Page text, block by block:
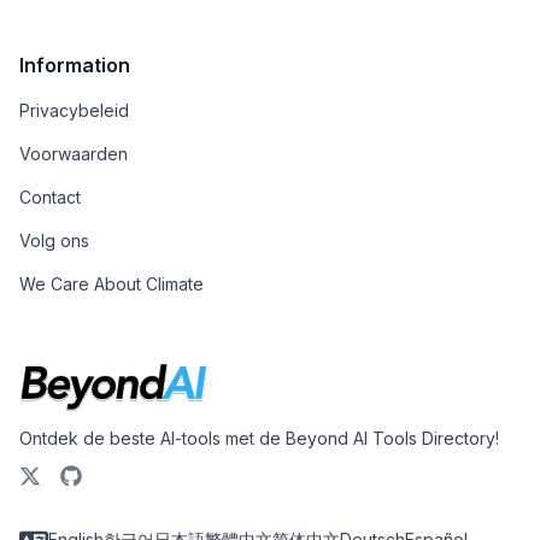
Information
Privacybeleid
Voorwaarden
Contact
Volg ons
We Care About Climate
Ontdek de beste AI-tools met de Beyond AI Tools Directory!